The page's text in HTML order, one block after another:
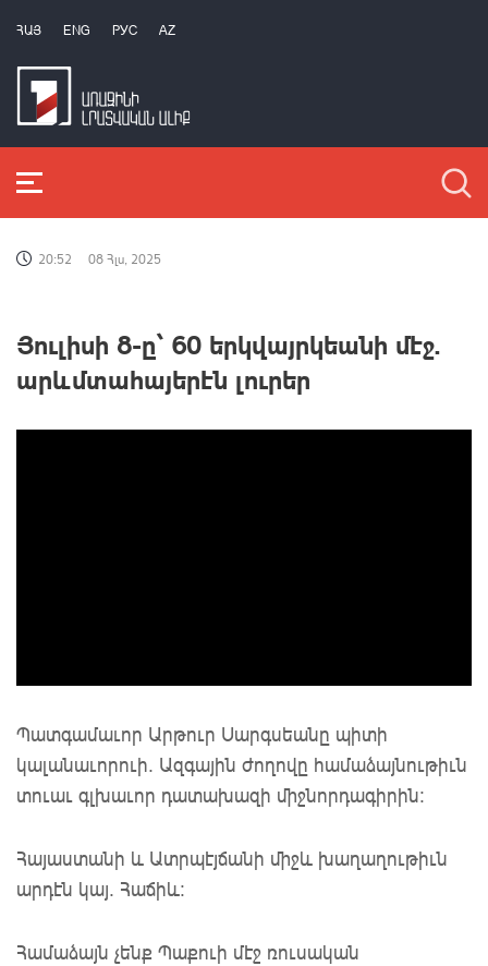
ՀԱՅ ENG РУС AZ
20:52 08 Հլս, 2025
Յուլիսի 8-ը՝ 60 երկվայրկեանի մէջ.
արևմտահայերէն լուրեր
Պատգամաւոր Արթուր Սարգսեանը պիտի
կալանաւորուի. Ազգային ժողովը համաձայնութիւն
տուաւ գլխաւոր դատախազի միջնորդագիրին:
Հայաստանի և Ատրպէյճանի միջև խաղաղութիւն
արդէն կայ. Հաճիև:
Համաձայն չենք Պաքուի մէջ ռուսական